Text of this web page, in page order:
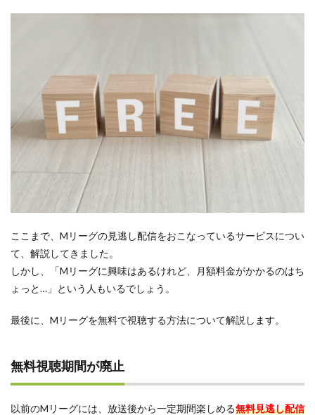
ここまで、Mリーグの見逃し配信をおこなっているサービスについ
て、解説してきました。
しかし、「Mリーグに興味はあるけれど、月額料金がかかるのはち
ょっと…」という人もいるでしょう。
最後に、Mリーグを無料で視聴する方法について解説します。
無料視聴期間が廃止
以前のMリーグには、放送後から一定期間楽しめる無料見逃し配信